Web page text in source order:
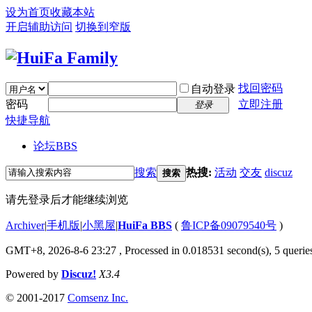
设为首页收藏本站
开启辅助访问 切换到窄版
自动登录 找回密码
密码
登录
立即注册
快捷导航
论坛BBS
搜索 搜索 热搜: 活动 交友 discuz
请先登录后才能继续浏览
Archiver|手机版|小黑屋|HuiFa BBS ( 鲁ICP备09079540号 )
GMT+8, 2026-8-6 23:27 , Processed in 0.018531 second(s), 5
Powered by Discuz! X3.4
© 2001-2017 Comsenz Inc.